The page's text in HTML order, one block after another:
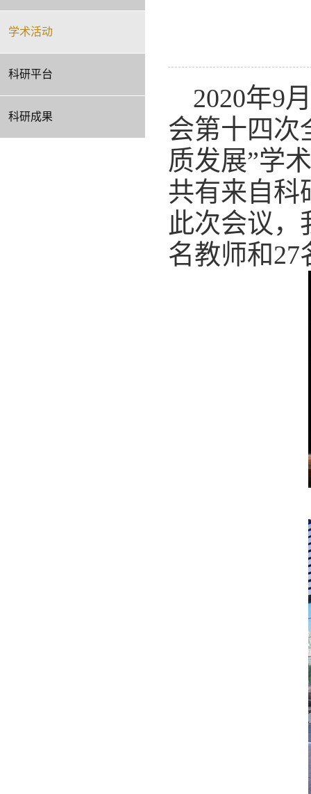
学术活动
科研平台
科研成果
2020年9月
会第十四次
质发展”学
共有来自科
此次会议，
名教师和27